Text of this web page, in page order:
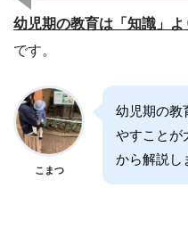
幼児期の教育は「知識」
です。
こまつ
幼児期の教
やすことが
から解説し